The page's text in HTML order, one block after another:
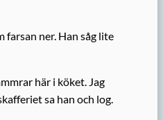
farsan ner. Han såg lite
här i köket. Jag
sa han och log.